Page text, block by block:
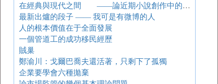
在經典與現代之間 ——論近期小說創作中的現實主義
最新出爐的段子 —— 我可是有微博的人
人的根本價值在于全面發展
一個管道工的成功移民經歷
賊巢
鄭渝川：戈爾巴喬夫還活著，只剩下了孤獨
企業要學會六種拋棄